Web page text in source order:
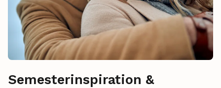
Semesterinspiration &